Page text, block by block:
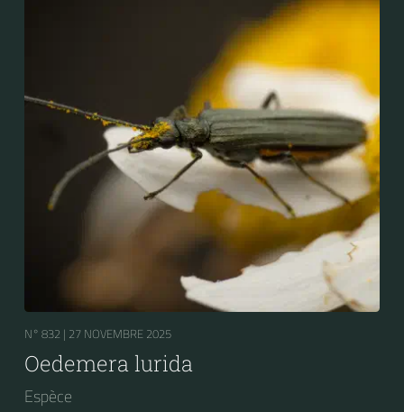
N° 832 | 27 NOVEMBRE 2025
Oedemera lurida
Espèce